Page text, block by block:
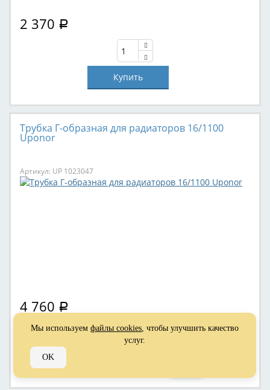
2 370 Р
Трубка Г-образная для радиаторов 16/1100
Uponor
Артикул: UP 1023047
4 760 Р
Мы используемфайлы cookies, чтобы улучшить качество
услуг.
OK